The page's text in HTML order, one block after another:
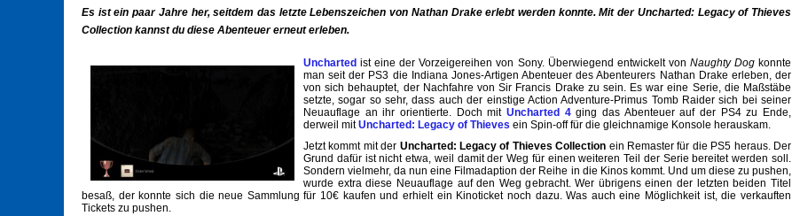
Es ist ein paar Jahre her, seitdem das letzte Lebenszeichen von Nathan Drake erlebt werden konnte. Mit der Uncharted: Legacy of Thieves
Collection kannst du diese Abenteuer erneut erleben.
Uncharted ist eine der Vorzeigereihen von Sony. Überwiegend entwickelt von Naughty Dogkonnte
man seit der PS3 die Indiana Jones-Artigen Abenteuer des Abenteurers Nathan Drake erleben, der
von sich behauptet, der Nachfahre von Sir Francis Drake zu sein. Es war eine Serie, die Maßstäbe
setzte, sogar so sehr, dass auch der einstige Action Adventure-Primus Tomb Raider sich bei seiner
Neuauflage an ihr orientierte. Doch mit Uncharted 4ging das Abenteuer auf der PS4 zu Ende,
derweil mitUncharted: Legacy of Thieves ein Spin-off für die gleichnamige Konsole herauskam.
Jetzt kommt mit der Uncharted: Legacy of Thieves Collection ein Remaster für die PS5 heraus. Der
Grund dafür ist nicht etwa, weil damit der Weg für einen weiteren Teil der Serie bereitet werden soll.
Sondern vielmehr, da nun eine Filmadaption der Reihe in die Kinos kommt. Und um diese zu pushen,
wurde extra diese Neuauflage auf den Weg gebracht. Wer übrigens einen der letzten beiden Titel
besaß, der konnte sich die neue Sammlung für 10€ kaufen und erhielt ein Kinoticket noch dazu. Was auch eine Möglichkeit ist, die verkauften
Tickets zu pushen.